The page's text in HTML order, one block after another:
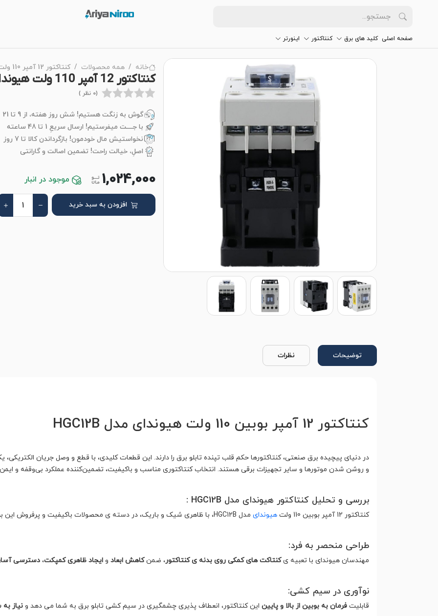
صفحه اصلی کلید های برق کنتاکتور اینورتر
خانه همه محصولات کنتاکتور 12 آمپر 110 ولت هیوندای
کنتاکتور 12 آمپر 110 ولت هیوندای
(0 نظر )
گوش به زنگت هستیم! شش روز هفته، از 9 تا 21
با جــــت میفرستیم! ارسال سریعِ 1 تا 48 ساعته
نخواستیش مال خودمون! بازگرداندن کالا تا 7 روز
اصلِ، خیالت راحت! تضمین اصالت و گارانتی
1,024,000 موجود در انبار
افزودن به سبد خرید
توضیحات نظرات
کنتاکتور 12 آمپر بوبین 110 ولت هیوندای مدل HGC12B
در دنیای پیچیده برق صنعتی، کنتاکتورها حکم قلب تپنده تابلو برق را دارند. این قطعات کلیدی، با قطع و وصل جریان
و روشن شدن موتورها و سایر تجهیزات برقی هستند. انتخاب کنتاکتوری مناسب و باکیفیت، تضمین‌کننده عملکرد بی‌وقفه و
بررسی و تحلیل کنتاکتور هیوندای مدل HGC12B :
کنتاکتور 12 آمپر بوبین 110 ولت هیوندایمدل HGC12B، با ظاهری شیک و باریک، در دسته ی محصولات باکیفیت و پرفروش این برند کره ای قرار می‌گیرد.
طراحی منحصر به فرد:
مهندسان هیوندای با تعبیه یکنتاکت های کمکی روی بدنه ی کنتاکتور، ضمنکاهش ابعادو ایجاد ظاهری کمپکت، دسترسی
نوآوری در سیم کشی:
قابلیت فرمان به بوبین از بالا و پاییناین کنتاکتور، انعطاف پذیری چشمگیری در سیم کشی تابلو برق به شما می دهد و نیاز